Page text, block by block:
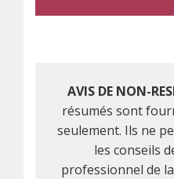
AVIS DE NON-
résumés sont
seulement. Ils ne
les conseils
professionnel de